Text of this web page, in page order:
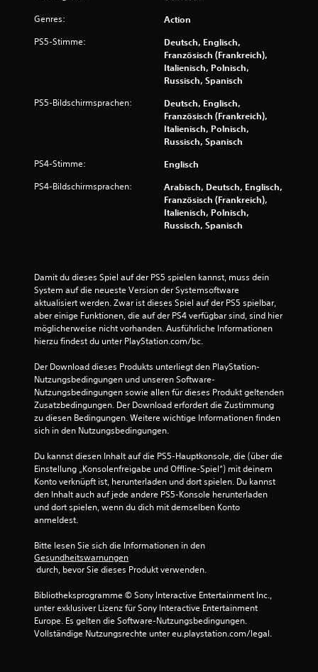
r
a
g
e
t
i
g
d
r
ü
k
e
n
o
d
e
g
e
d
r
ü
c
t
h
a
t
e
n
z
i
a
r
t
s
t
d
a
s
S
i
e
l
j
e
d
r
z
e
i
t
i
m
S
i
e
l
e
Genres: Action
PS5-Stimme:
Deutsch, Englisch,
Französisch (Frankreich),
Italienisch, Polnisch,
Russisch, Spanisch
PS5-Bildschirmsprachen:
Deutsch, Englisch,
Französisch (Frankreich),
Italienisch, Polnisch,
Russisch, Spanisch
PS4-Stimme: Englisch
PS4-Bildschirmsprachen:
Arabisch, Deutsch, Englisch,
Französisch (Frankreich),
Italienisch, Polnisch,
Russisch, Spanisch
Damit du dieses Spiel auf der PS5 spielen kannst, muss dein
System auf die neueste Version der Systemsoftware
aktualisiert werden. Zwar ist dieses Spiel auf der PS5 spielbar,
aber einige Funktionen, die auf der PS4 verfügbar sind, sind hier
möglicherweise nicht vorhanden. Ausführliche Informationen
hierzu findest du unter PlayStation.com/bc.
Der Download dieses Produkts unterliegt den PlayStation-
Nutzungsbedingungen und unseren Software-
Nutzungsbedingungen sowie allen für dieses Produkt geltenden
Zusatzbedingungen. Der Download erfordert die Zustimmung
zu diesen Bedingungen. Weitere wichtige Informationen finden
sich in den Nutzungsbedingungen.
Du kannst diesen Inhalt auf die PS5-Hauptkonsole, die (über die
Einstellung „Konsolenfreigabe und Offline-Spiel“) mit deinem
Konto verknüpft ist, herunterladen und dort spielen. Du kannst
den Inhalt auch auf jede andere PS5-Konsole herunterladen
und dort spielen, wenn du dich mit demselben Konto
anmeldest.
Bitte lesen Sie sich die Informationen in den
Gesundheitswarnungen
durch, bevor Sie dieses Produkt verwenden.
Bibliotheksprogramme © Sony Interactive Entertainment Inc.,
unter exklusiver Lizenz für Sony Interactive Entertainment
Europe. Es gelten die Software-Nutzungsbedingungen.
Vollständige Nutzungsrechte unter eu.playstation.com/legal.